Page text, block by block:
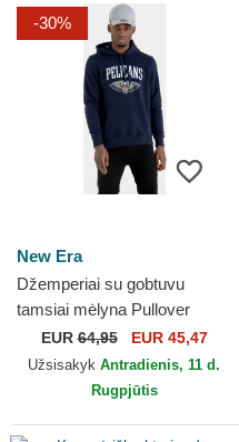
-30%
New Era
Džemperiai su gobtuvu
tamsiai mėlyna Pullover
Hoody New Orleans Pelicans
NBA New Era
EUR64,95 EUR 45,47
Užsisakyk Antradienis, 11 d.
Rugpjūtis